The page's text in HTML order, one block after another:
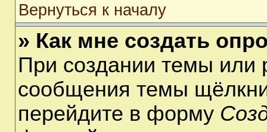
Вернуться к началу
» Как мне создать
При создании темы или
сообщения темы
перейдите в форму